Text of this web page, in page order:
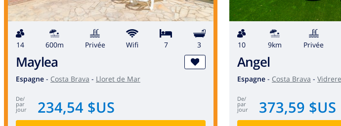
14 600m privée wifi 7 3
Maylea
Espagne - Costa Brava - Lloret de Mar
de/
par
jour 234,54 $US
10 9km privée
Angel
Espagne - Costa Brava -
de/
par
jour 373,59 $US